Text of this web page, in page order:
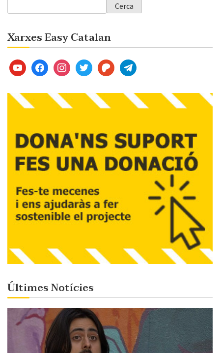
Cerca
Xarxes Easy Catalan
youtubefacebookinstagramtwitterpatreontelegram
Últimes Notícies